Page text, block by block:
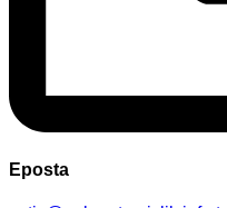
Eposta